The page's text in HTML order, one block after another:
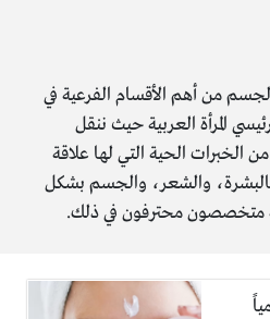
من أهم الأقسام الفرعية في
المرأة العربية حيث ننقل
الخبرات الحية التي لها علاقة
بالبشرة، والشعر، والجسم بشكل
متخصصون محترفون في ذلك.